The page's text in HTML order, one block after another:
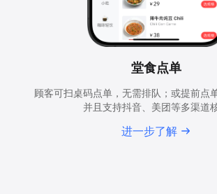
堂食点单
顾客可扫桌码点单，无需排队；或提前点
并且支持抖音、美团等多渠道
进一步了解